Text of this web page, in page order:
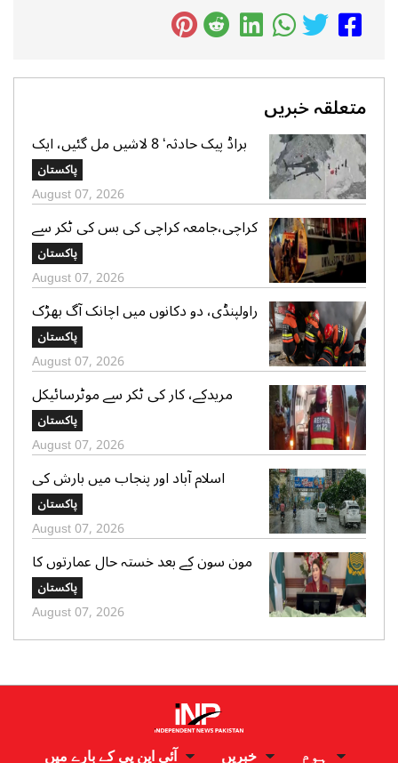
متعلقہ خبریں
براڈ پیک حادثہ‘ 8 لاشیں مل گئیں، ایک
تک رسائی مشکل، 2 کی تلاش جاری‘
صدر الپائن کلب
پاکستان
August 07, 2026
کراچی،جامعہ کراچی کی بس کی ٹکر سے
موٹر سائیکل سوار لڑکی جاں بحق،ڈرائیور
گرفتار
پاکستان
August 07, 2026
راولپنڈی، دو دکانوں میں اچانک آگ بھڑک
اٹھی، ریسکیو کی بروقت کارروائی، بڑا
نقصان ٹل گیا
پاکستان
August 07, 2026
مریدکے، کار کی ٹکر سے موٹرسائیکل
سوار 2 دوست جاں بحق، بچہ شدید
زخمی
پاکستان
August 07, 2026
اسلام آباد اور پنجاب میں بارش کی
پیشگوئی، کراچی میں بوندا باندی کا
امکان
پاکستان
August 07, 2026
مون سون کے بعد خستہ حال عمارتوں کا
سروے کرایا جائے، وزیراعلی پنجاب کی
ہدایت
پاکستان
August 07, 2026
ہوم خبریں آئی این پی کے بارے میں